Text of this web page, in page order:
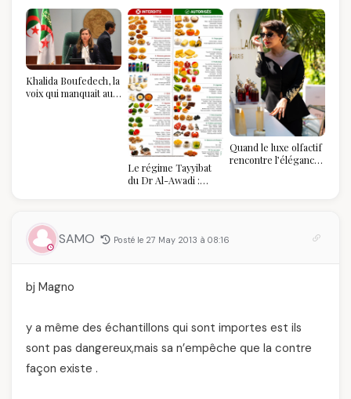
Khalida Boufedech, la
voix qui manquait au
Le régime Tayyibat
du Dr Al-Awadi :
vraiment savoir
Quand le luxe olfactif
rencontre l’élégance
SAMO Posté le 27 May 2013 à 08:16
bj Magno
y a même des échantillons qui sont importes est ils
sont pas dangereux,mais sa n’empêche que la contre
façon existe .